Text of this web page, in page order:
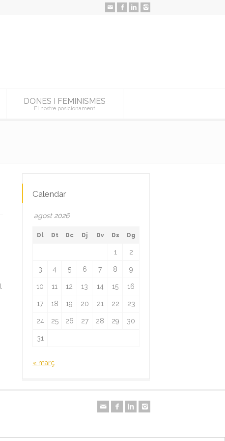
DONES I FEMINISMES
El nostre posicionament
Calendar
agost 2026
Dl Dt Dc Dj Dv Ds Dg
1 2
3 4 5 6 7 8 9
10 11 12 13 14 15 16
17 18 19 20 21 22 23
24 25 26 27 28 29 30
31
« març